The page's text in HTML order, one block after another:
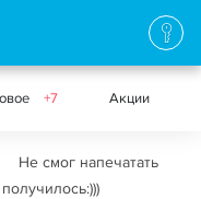
+7 Акции
Не смог напечатать